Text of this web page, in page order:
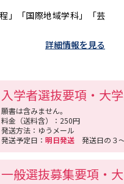
」「国際地域学科」「芸
詳細情報を見る
入学者選抜要項・大
願書は含みません。
料金（送料含）：250円
発送方法：ゆうメール
発送予定日： 明日発送 発送日の３
一般選抜募集要項・